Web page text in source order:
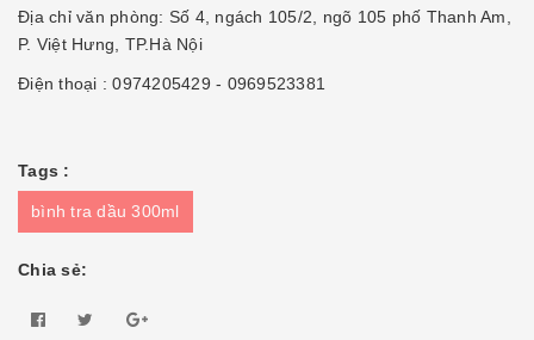
Địa chỉ văn phòng: Số 4, ngách 105/2, ngõ 105 phố Thanh Am,
P. Việt Hưng, TP.Hà Nội
Điện thoại :0974205429 - 0969523381
Tags :
bình tra dầu 300ml
Chia sẻ: